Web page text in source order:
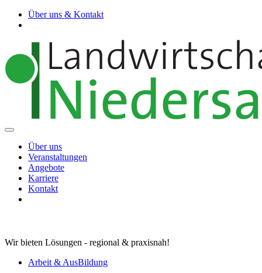
Über uns & Kontakt
Über uns
Veranstaltungen
Angebote
Karriere
Kontakt
Wir bieten Lösungen - regional & praxisnah!
Arbeit & AusBildung